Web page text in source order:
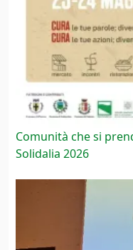
Comunità che si
Solidalia 2026